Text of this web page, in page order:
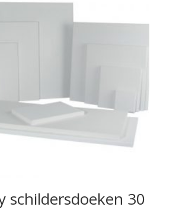
schildersdoeken 30